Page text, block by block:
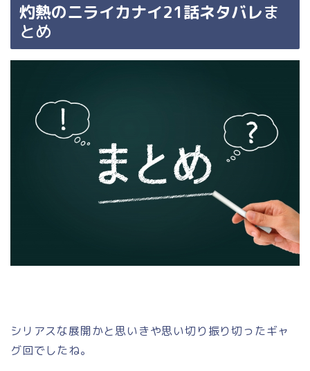
灼熱のニライカナイ21話ネタバレま
とめ
シリアスな展開かと思いきや思い切り振り切ったギャ
グ回でしたね。